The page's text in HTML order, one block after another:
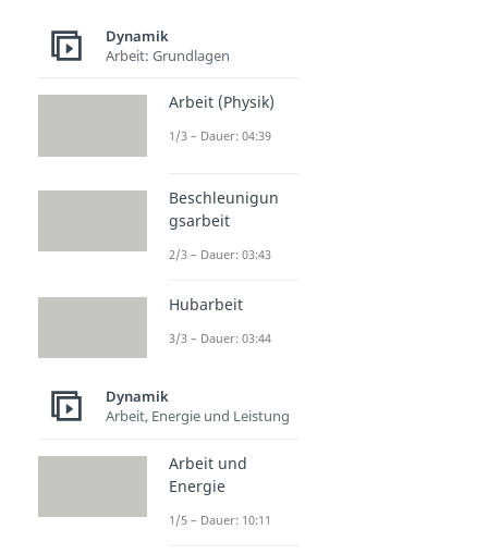
Dynamik
Arbeit: Grundlagen
Arbeit (Physik)
1/3 – Dauer: 04:39
Beschleunigun
gsarbeit
2/3 – Dauer: 03:43
Hubarbeit
3/3 – Dauer: 03:44
Dynamik
Arbeit, Energie und Leistung
Arbeit und
Energie
1/5 – Dauer: 10:11